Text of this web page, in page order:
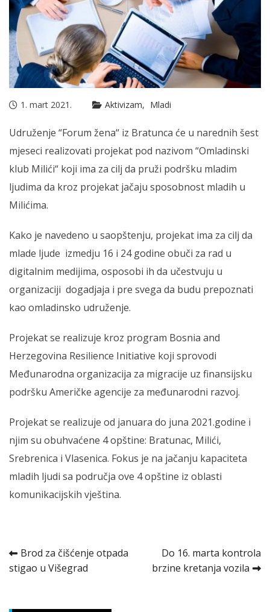
1. mart 2021. Aktivizam Mladi
Udruženje “Forum žena“ iz Bratunca će u narednih šest
mjeseci realizovati projekat pod nazivom “Omladinski
klub Milići“ koji ima za cilj da pruži podršku mladim
ljudima da kroz projekat jačaju sposobnost mladih u
Milićima.
Kako je navedeno u saopštenju, projekat ima za cilj da
mlade ljude izmedju 16 i 24 godine obuči za rad u
digitalnim medijima, osposobi ih da učestvuju u
organizaciji dogadjaja i pre svega da budu prepoznati
kao omladinsko udruženje.
Projekat se realizuje kroz program Bosnia and
Herzegovina Resilience Initiative koji sprovodi
Međunarodna organizacija za migracije uz finansijsku
podršku Američke agencije za međunarodni razvoj.
Projekat se realizuje od januara do juna 2021.godine i
njim su obuhvaćene 4 opštine: Bratunac, Milići,
Srebrenica i Vlasenica. Fokus je na jačanju kapaciteta
mladih ljudi sa područja ove 4 opštine iz oblasti
komunikacijskih vještina.
Kretanje
članka
Brod za čišćenje otpada
stigao u Višegrad
Do 16. marta kontrola
brzine kretanja vozila